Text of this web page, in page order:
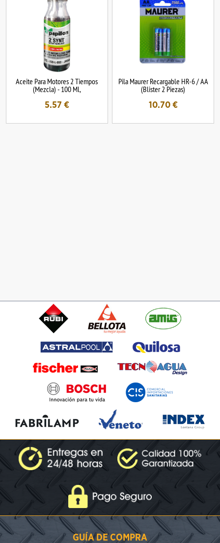
Aceite Para Motores 2 Tiempos
(Mezcla) - 100 Ml,
5.57 €
Pila Maurer Recargable HR-6 / AA
(Blister 2 Piezas)
10.70€
GUÍA DE COMPRA